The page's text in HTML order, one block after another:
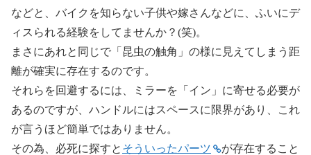
などと、バイクを知らない子供や嫁さんなどに、ふいにデ
ィスられる経験をしてませんか？(笑)。
まさにあれと同じで「昆虫の触角」の様に見えてしまう距
離が確実に存在するのです。
それらを回避するには、ミラーを「イン」に寄せる必要が
あるのですが、ハンドルにはスペースに限界があり、これ
が言うほど簡単ではありません。
その為、必死に探すと そういったパーツ
が存在すること